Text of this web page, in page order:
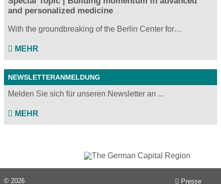
and personalized medicine
With the groundbreaking of the Berlin Center for…
MEHR
NEWSLETTERANMELDUNG
Melden Sie sich für unseren Newsletter an ...
MEHR
Presse
© 2026